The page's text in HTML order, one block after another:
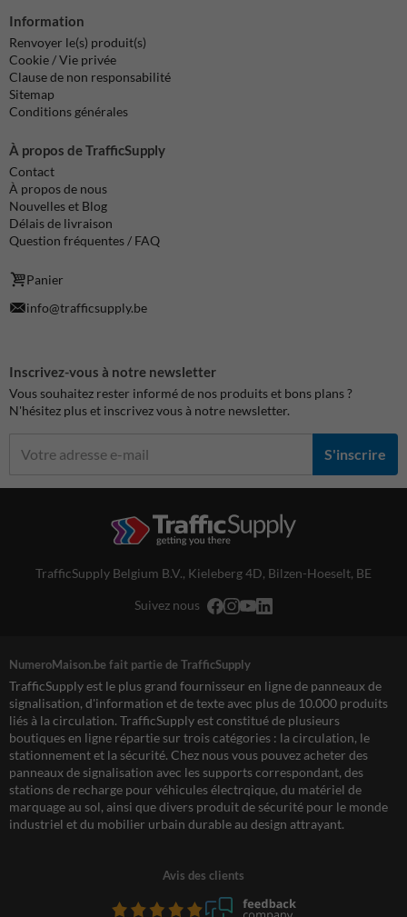
Information
Renvoyer le(s) produit(s)
Cookie / Vie privée
Clause de non responsabilité
Sitemap
Conditions générales
À propos de TrafficSupply
Contact
À propos de nous
Nouvelles et Blog
Délais de livraison
Question fréquentes / FAQ
Panier
info@trafficsupply.be
Inscrivez-vous à notre newsletter
Vous souhaitez rester informé de nos produits et bons plans ?
N'hésitez plus et inscrivez vous à notre newsletter.
S'inscrire
TrafficSupply Belgium B.V., Kieleberg 4D, Bilzen-Hoeselt, BE
Suivez nous
NumeroMaison.be fait partie de TrafficSupply
TrafficSupply est le plus grand fournisseur en ligne de panneaux de
signalisation, d'information et de texte avec plus de 10.000 produits
liés à la circulation. TrafficSupply est constitué de plusieurs
boutiques en ligne répartie sur trois catégories : la circulation, le
stationnement et la sécurité. Chez nous vous pouvez acheter des
panneaux de signalisation avec les supports correspondant, des
stations de recharge pour véhicules électrqique, du matériel de
marquage au sol, ainsi que divers produit de sécurité pour le monde
industriel et du mobilier urbain durable au design attrayant.
Avis des clients